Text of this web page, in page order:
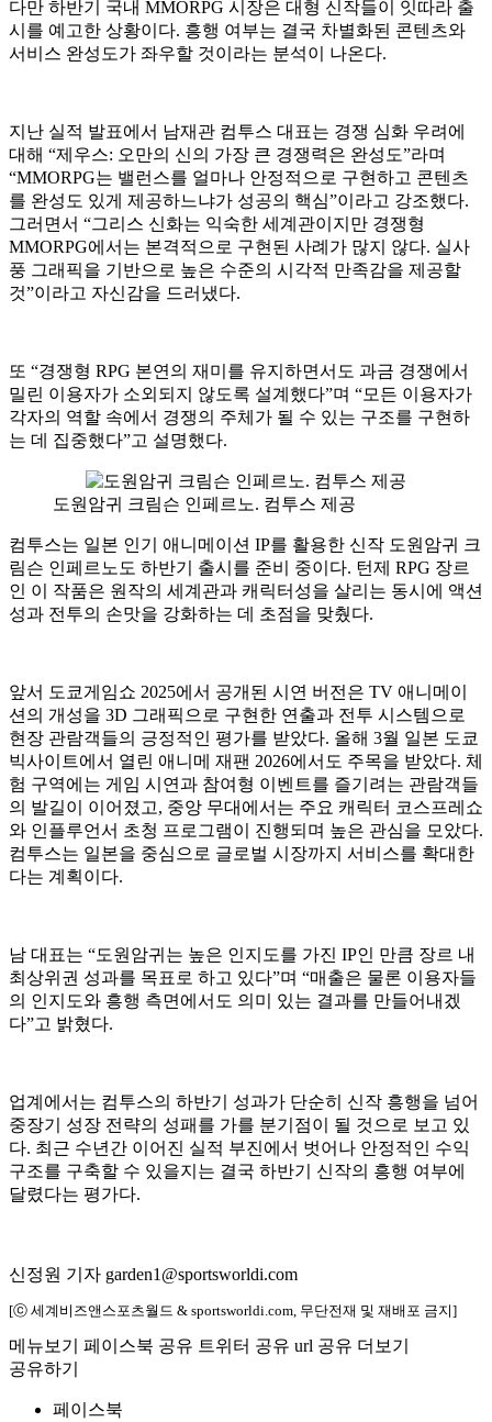
다만 하반기 국내 MMORPG 시장은 대형 신작들이 잇따라 출
시를 예고한 상황이다. 흥행 여부는 결국 차별화된 콘텐츠와
서비스 완성도가 좌우할 것이라는 분석이 나온다.
지난 실적 발표에서 남재관 컴투스 대표는 경쟁 심화 우려에
대해 “제우스: 오만의 신의 가장 큰 경쟁력은 완성도”라며
“MMORPG는 밸런스를 얼마나 안정적으로 구현하고 콘텐츠
를 완성도 있게 제공하느냐가 성공의 핵심”이라고 강조했다.
그러면서 “그리스 신화는 익숙한 세계관이지만 경쟁형
MMORPG에서는 본격적으로 구현된 사례가 많지 않다. 실사
풍 그래픽을 기반으로 높은 수준의 시각적 만족감을 제공할
것”이라고 자신감을 드러냈다.
또 “경쟁형 RPG 본연의 재미를 유지하면서도 과금 경쟁에서
밀린 이용자가 소외되지 않도록 설계했다”며 “모든 이용자가
각자의 역할 속에서 경쟁의 주체가 될 수 있는 구조를 구현하
는 데 집중했다”고 설명했다.
도원암귀 크림슨 인페르노. 컴투스 제공
컴투스는 일본 인기 애니메이션 IP를 활용한 신작 도원암귀 크
림슨 인페르노도 하반기 출시를 준비 중이다. 턴제 RPG 장르
인 이 작품은 원작의 세계관과 캐릭터성을 살리는 동시에 액션
성과 전투의 손맛을 강화하는 데 초점을 맞췄다.
앞서 도쿄게임쇼 2025에서 공개된 시연 버전은 TV 애니메이
션의 개성을 3D 그래픽으로 구현한 연출과 전투 시스템으로
현장 관람객들의 긍정적인 평가를 받았다. 올해 3월 일본 도쿄
빅사이트에서 열린 애니메 재팬 2026에서도 주목을 받았다. 체
험 구역에는 게임 시연과 참여형 이벤트를 즐기려는 관람객들
의 발길이 이어졌고, 중앙 무대에서는 주요 캐릭터 코스프레쇼
와 인플루언서 초청 프로그램이 진행되며 높은 관심을 모았다.
컴투스는 일본을 중심으로 글로벌 시장까지 서비스를 확대한
다는 계획이다.
남 대표는 “도원암귀는 높은 인지도를 가진 IP인 만큼 장르 내
최상위권 성과를 목표로 하고 있다”며 “매출은 물론 이용자들
의 인지도와 흥행 측면에서도 의미 있는 결과를 만들어내겠
다”고 밝혔다.
업계에서는 컴투스의 하반기 성과가 단순히 신작 흥행을 넘어
중장기 성장 전략의 성패를 가를 분기점이 될 것으로 보고 있
다. 최근 수년간 이어진 실적 부진에서 벗어나 안정적인 수익
구조를 구축할 수 있을지는 결국 하반기 신작의 흥행 여부에
달렸다는 평가다.
신정원 기자 garden1@sportsworldi.com
[ⓒ 세계비즈앤스포츠월드 & sportsworldi.com, 무단전재 및 재배포 금지]
메뉴보기 페이스북 공유 트위터 공유 url 공유 더보기
공유하기
페이스북